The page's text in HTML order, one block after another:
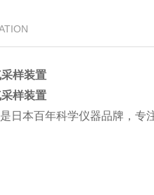
样装置
样装置
日本百年科学仪器品牌，专